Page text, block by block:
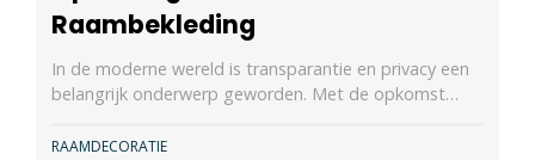
Raambekleding
In de moderne wereld is transparantie en privacy een
belangrijk onderwerp geworden. Met de opkomst…
RAAMDECORATIE